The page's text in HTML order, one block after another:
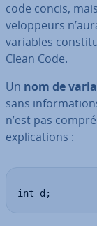
code concis,
ve­lop­peurs
variables
Clean Code.
Un nom de
sans
n’est pas
ex­pli­ca­tions :
int d;